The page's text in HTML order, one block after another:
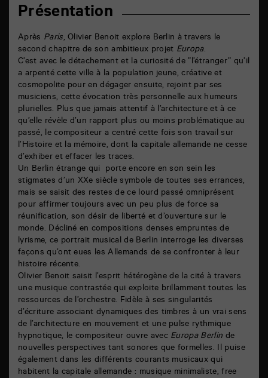
Présentation
Après Paris, Olivier Benoit explore Berlin à travers le
second chapitre de son ambitieux projet Europa.
C’est avec le détachement et la curiosité de ”l’étranger” qu’il
a arpenté cette ville à la population jeune, créative et
cosmopolite pour en dégager ensuite, rejoint par ses
musiciens, cette évocation très personnelle aux humeurs
plurielles. Plus que jamais attentif à l’architecture et à ce
qu’elle révèle d’un rapport plus ou moins problématique au
passé, le compositeur a centré cette fois son travail sur
l’Histoire et la mémoire, dont la capitale allemande ne cesse
d’exhiber et effacer les traces.
Un Berlin étrange qui porte encore en son sein les
stigmates d’un XXe siècle symbole de toutes ses errances,
mais se saisit des restes de ce lourd passé omniprésent
pour affirmer toujours avec un peu plus de force sa
réunification, son désir de liberté et d’ouverture sur le
monde. Décliné en compositions denses empruntes de
lyrisme, ce portrait musical de Berlin interroge les diverses
façons qu’ont eues les Allemands de se confronter à leur
histoire récente.
Olivier Benoit saisit l’esprit hétérogène de la cité à travers
une musique contrastée qui exploite brillamment toutes les
ressources de l’orchestre. Fidèle à ses singularités
d’écriture associant dynamiques des timbres à un vrai sens
de l’architecture en mouvement et une pulse rythmique
hypnotique, le compositeur ouvre avec Europa Berlin de
nouvelles perspectives tant sonores que formelles. Il puise
également dans les différents courants musicaux qui
habitent la capitale allemande : musique minimaliste, free